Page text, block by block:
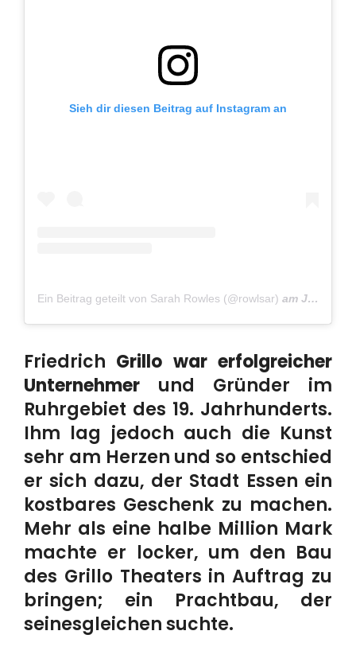
Sieh dir diesen Beitrag auf Instagram an
Ein Beitrag geteilt von Sarah Rowles (@rowlsar) am Jun 1, 2018 um 7:00 PDT
Friedrich Grillo war erfolgreicher
Unternehmer und Gründer im
Ruhrgebiet des 19. Jahrhunderts.
Ihm lag jedoch auch die Kunst
sehr am Herzen und so entschied
er sich dazu, der Stadt Essen ein
kostbares Geschenk zu machen.
Mehr als eine halbe Million Mark
machte er locker, um den Bau
des Grillo Theaters in Auftrag zu
bringen; ein Prachtbau, der
seinesgleichen suchte.